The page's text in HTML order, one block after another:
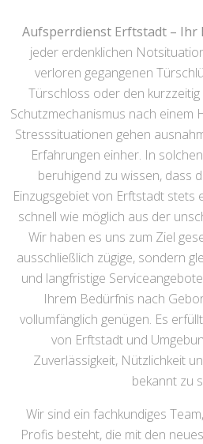
Aufsperrdienst Erftstadt –
jeder erdenklichen
verloren gegangenen
Türschloss oder den
Schutzmechanismus nach einem
Stresssituationen gehen
Erfahrungen einher. In
beruhigend zu wissen, dass
Einzugsgebiet von Erftstadt stets
schnell wie möglich aus der
Wir haben es uns zum Ziel
ausschließlich zügige, sondern
und langfristige
Ihrem Bedürfnis nach
vollumfänglich genügen. Es
von Erftstadt und
Zuverlässigkeit, Nützlichkeit
bekannt zu
Wir sind ein fachkundiges
Profis besteht, die mit den